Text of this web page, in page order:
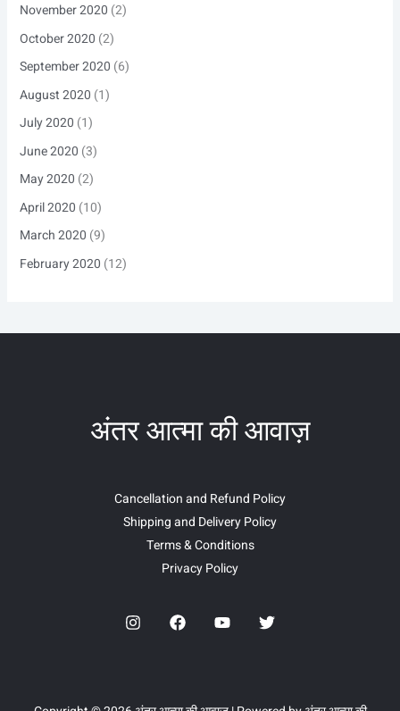
November 2020 (2)
October 2020 (2)
September 2020 (6)
August 2020 (1)
July 2020 (1)
June 2020 (3)
May 2020 (2)
April 2020 (10)
March 2020 (9)
February 2020 (12)
अंतर आत्मा की आवाज़
Cancellation and Refund Policy
Shipping and Delivery Policy
Terms & Conditions
Privacy Policy